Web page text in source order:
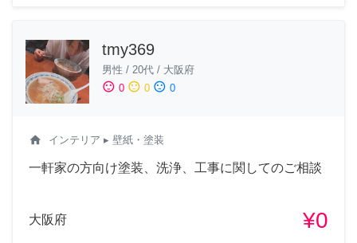
tmy369
男性 / 20代 / 大阪府
sentiment_satisfied 0 sentiment_neutral 0 sentiment_dissatisfied 0
home インテリア ▸ 壁紙・塗装
一軒家の方向け塗装、洗浄、工事に関してのご相談
大阪府 ¥0